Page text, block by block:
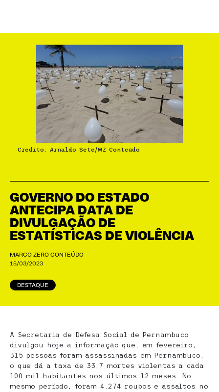
GOVERNO DO ESTADO
ANTECIPA DATA DE
DIVULGAÇÃO DE
ESTATÍSTICAS DE VIOLÊNCIA
MARCO ZERO CONTEÚDO
15/03/2023
DESTAQUE
Credito: Arnaldo Sete/MZ Conteúdo
A Secretaria de Defesa Social de Pernambuco
divulgou hoje a informação que, em fevereiro,
315 pessoas foram assassinadas em Pernambuco,
o que dá a taxa de 33,7 mortes violentas a cada
100 mil habitantes nos últimos 12 meses. No
mesmo período, foram 4.274 roubos e assaltos no